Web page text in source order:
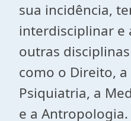
sua incidência,
interdisciplinar e
outras
como o Direito, a
Psiquiatria, a
e a Antropologia.